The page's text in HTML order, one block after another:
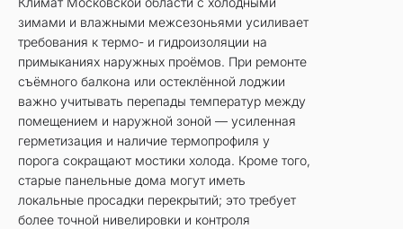
зимами и влажными межсезоньями усиливает
требования к термо- и гидроизоляции на
примыканиях наружных проёмов. При ремонте
съёмного балкона или остеклённой лоджии
важно учитывать перепады температур между
помещением и наружной зоной — усиленная
герметизация и наличие термопрофиля у
порога сокращают мостики холода. Кроме того,
старые панельные дома могут иметь
локальные просадки перекрытий; это требует
более точной нивелировки и контроля